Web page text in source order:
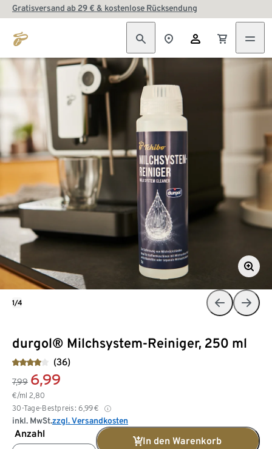
Gratisversand ab 29 € & kostenlose Rücksendung
durgol® Milchsystem-Reiniger​, 250 ml
(36)
7,99 6,99
€/ml 2,80
30-Tage-Bestpreis: 6,99€
inkl. MwSt.zzgl. Versandkosten
Anzahl
In den Warenkorb
1/4